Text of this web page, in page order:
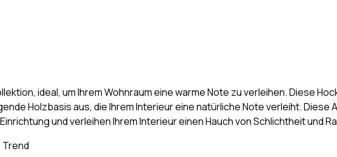
ideal, um Ihrem Wohnraum eine warme Note zu verleihen. Diese
Holzbasis aus, die Ihrem Interieur eine natürliche Note verleiht.
und verleihen Ihrem Interieur einen Hauch von Schlichtheit und
Trend